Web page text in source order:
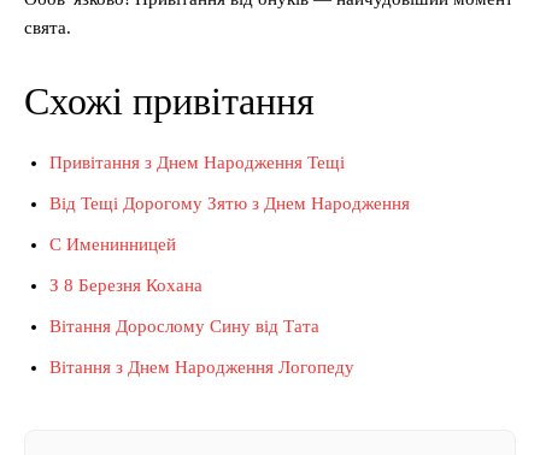
свята.
Схожі привітання
Привітання з Днем Народження Тещі
Від Тещі Дорогому Зятю з Днем Народження
С Именинницей
З 8 Березня Кохана
Вітання Дорослому Сину від Тата
Вітання з Днем Народження Логопеду